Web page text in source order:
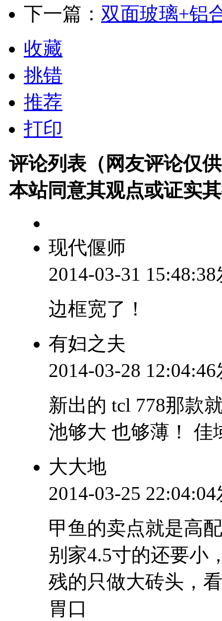
下一篇： 双面玻璃+铝
收藏
挑错
推荐
打印
评论列表（网友评论仅
本站同意其观点或证实
现代偃师
2014-03-31
边框宽了！
有妇之夫
2014-03-28
新出的 tcl 778那款
池够大 也够薄！ 佳
大大地
2014-03-25
甲鱼的卖点就是高
别家4.5寸的还要小
残的只做大砖头，
胃口